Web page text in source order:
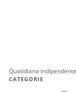
Quotidiano
CATEGORIE